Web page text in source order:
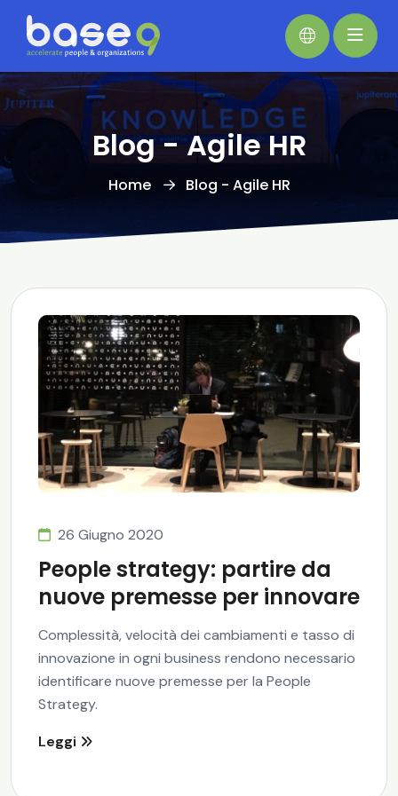
Blog - Agile HR
Home Blog - Agile HR
26 Giugno 2020
People strategy: partire da
nuove premesse per innovare
Complessità, velocità dei cambiamenti e tasso di
innovazione in ogni business rendono necessario
identificare nuove premesse per la People
Strategy.
Leggi